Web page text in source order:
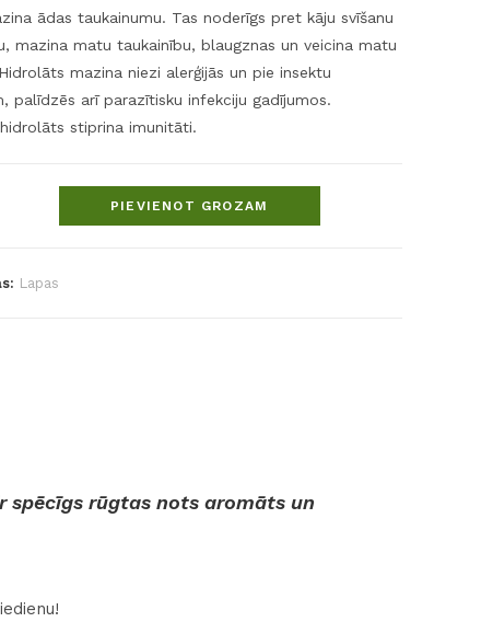
ādas taukainumu. Tas noderīgs pret kāju svīšanu
mazina matu taukainību, blaugznas un veicina matu
mazina niezi alerģijās un pie insektu
palīdzēs arī parazītisku infekciju gadījumos.
stiprina imunitāti.
PIEVIENOT GROZAM
Lapas
spēcīgs rūgtas nots aromāts un